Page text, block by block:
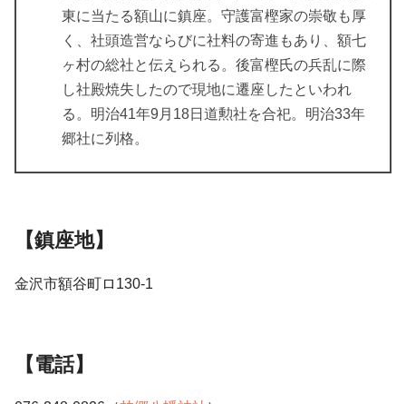
東に当たる額山に鎮座。守護富樫家の崇敬も厚
く、社頭造営ならびに社料の寄進もあり、額七
ヶ村の総社と伝えられる。後富樫氏の兵乱に際
し社殿焼失したので現地に遷座したといわれ
る。明治41年9月18日道勲社を合祀。明治33年
郷社に列格。
【鎮座地】
金沢市額谷町ロ130-1
【電話】